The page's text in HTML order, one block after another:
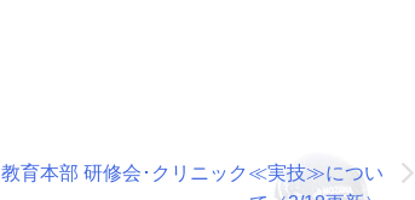
教育本部 研修会･クリニック≪実技≫につい